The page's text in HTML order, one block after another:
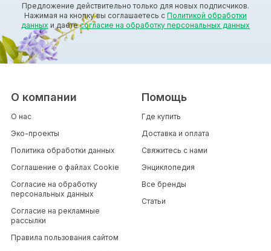
Предложение действительно только для новых подписчиков.
Нажимая на кнопку вы соглашаетесь с Политикой обработки
данных и даетесогласие на обработку персональных данных
О компании
О нас
Эко-проекты
Политика обработки данных
Соглашение о файлах Cookie
Согласие на обработку
персональных данных
Согласие на рекламные
рассылки
Правила пользования сайтом
Помощь
Где купить
Доставка и оплата
Свяжитесь с нами
Энциклопедия
Все бренды
Статьи